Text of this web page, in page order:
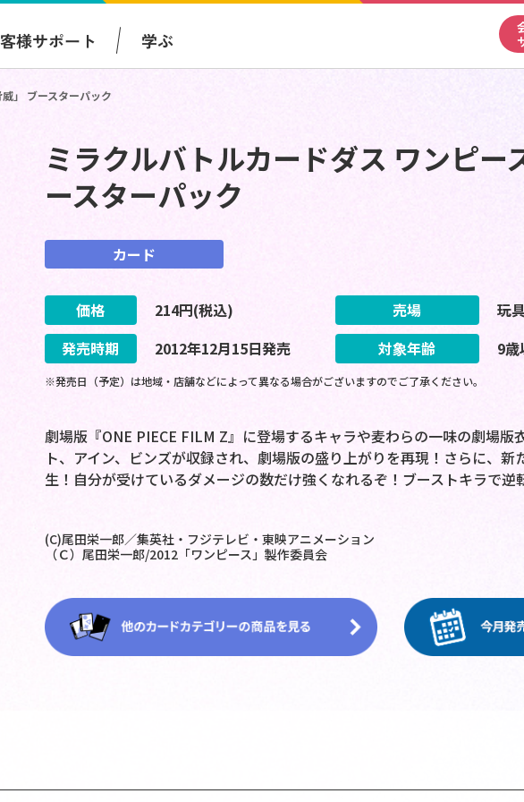
様サポート 学ぶ
」 ブースターパック
ミラクルバトルカードダス ワンピー
ースターパック
カード
価格 214円(税込) 売場
玩
発売時期
2012年12月15日発売 対象年齢 9歳
※発売日（予定）は地域・店舗などによって異なる場合がございますのでご了承ください。
劇場版『ONE PIECE FILM Z』に登場するキャラや麦わらの一味の劇場版
ト、アイン、ビンズが収録され、劇場版の盛り上がりを再現！さらに、
生！自分が受けているダメージの数だけ強くなれるぞ！ブーストキラで逆
(C)尾田栄一郎／集英社・フジテレビ・東映アニメーション
（Ｃ）尾田栄一郎/2012「ワンピース」製作委員会